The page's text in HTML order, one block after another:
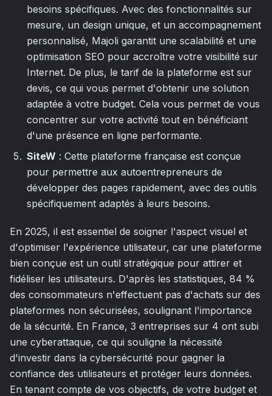
besoins spécifiques. Avec des fonctionnalités sur
mesure, un design unique, et un accompagnement
personnalisé, Majoli garantit une scalabilité et une
optimisation SEO pour accroître votre visibilité sur
Internet. De plus, le tarif de la plateforme est sur
devis, ce qui vous permet d'obtenir une solution
adaptée à votre budget. Cela vous permet de vous
concentrer sur votre activité tout en bénéficiant
d'une présence en ligne performante.
SiteW : Cette plateforme française est conçue
pour permettre aux autoentrepreneurs de
développer des pages rapidement, avec des outils
spécifiquement adaptés à leurs besoins.
En 2025, il est essentiel de soigner l'aspect visuel et
d'optimiser l'expérience utilisateur, car une plateforme
bien conçue est un outil stratégique pour attirer et
fidéliser les utilisateurs. D'après les statistiques, 84 %
des consommateurs n'effectuent pas d'achats sur des
plateformes non sécurisées, soulignant l'importance
de la sécurité. En France, 3 entreprises sur 4 ont subi
une cyberattaque, ce qui souligne la nécessité
d'investir dans la cybersécurité pour gagner la
confiance des utilisateurs et protéger leurs données.
En tenant compte de vos objectifs, de votre budget et